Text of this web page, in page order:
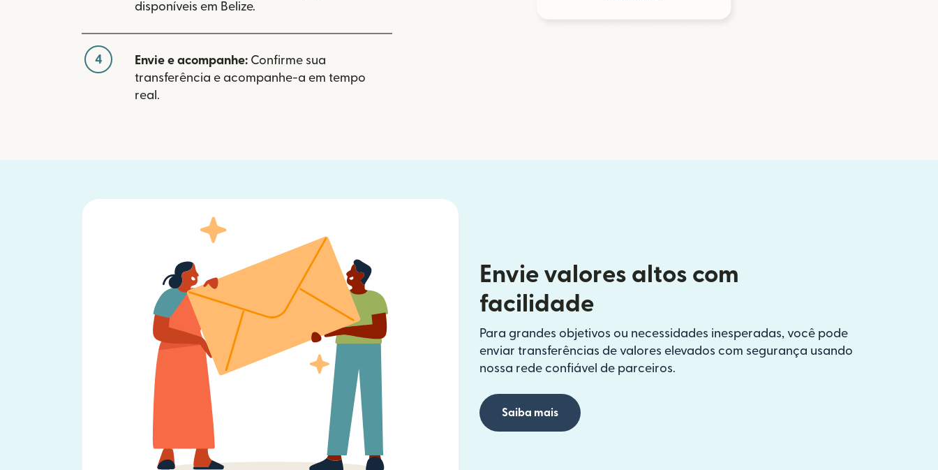
disponíveis em Belize.
4 Envie e acompanhe: Confirme sua
transferência e acompanhe-a em tempo
real.
Envie valores altos com
facilidade
Para grandes objetivos ou necessidades inesperadas, você pode
enviar transferências de valores elevados com segurança usando
nossa rede confiável de parceiros.
Saiba mais